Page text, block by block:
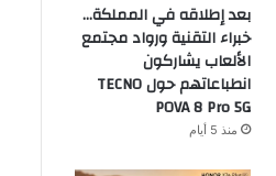
بعد إطلاقه في المملكة…
خبراء التقنية ورواد مجتمع
الألعاب يشاركون
انطباعاتهم حول TECNO
POVA 8 Pro 5G
منذ 5 أيام